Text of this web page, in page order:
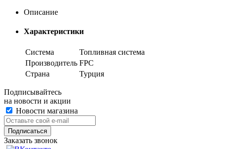
Описание
Характеристики
Система
Топливная система
Производитель FPC
Страна
Турция
Подписывайтесь
на новости и акции
Новости магазина
Заказать звонок